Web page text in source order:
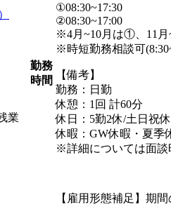
業
勤務
時間
①08:30~17:30
②08:30~17:00
※4月~10月は①、11
※時短勤務相談可
【備考】
勤務：日勤
休憩：1回 計60分
休日：5勤2休/土日祝
休暇：GW休暇・夏季
※詳細については面談
【雇用形態補足】期